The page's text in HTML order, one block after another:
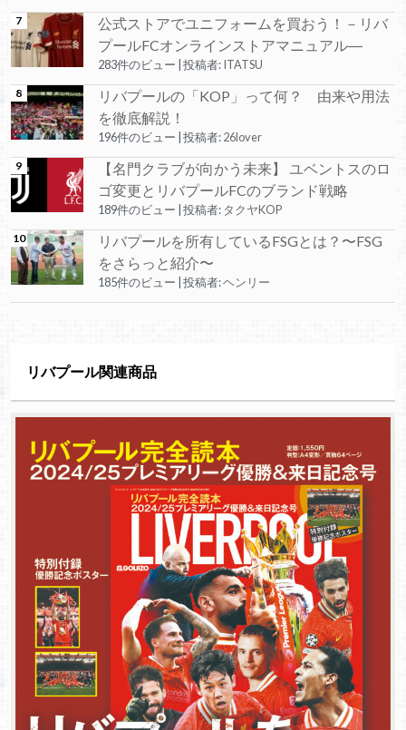
公式ストアでユニフォームを買おう！－リバ
プールFCオンラインストアマニュアル―
283件のビュー 投稿者:ITATSU
リバプールの「KOP」って何？ 由来や用法
を徹底解説！
196件のビュー 投稿者:26lover
【名門クラブが向かう未来】 ユベントスのロ
ゴ変更とリバプールFCのブランド戦略
189件のビュー 投稿者: タクヤKOP
リバプールを所有しているFSGとは？〜FSG
をさらっと紹介〜
185件のビュー 投稿者:ヘンリー
リバプール関連商品